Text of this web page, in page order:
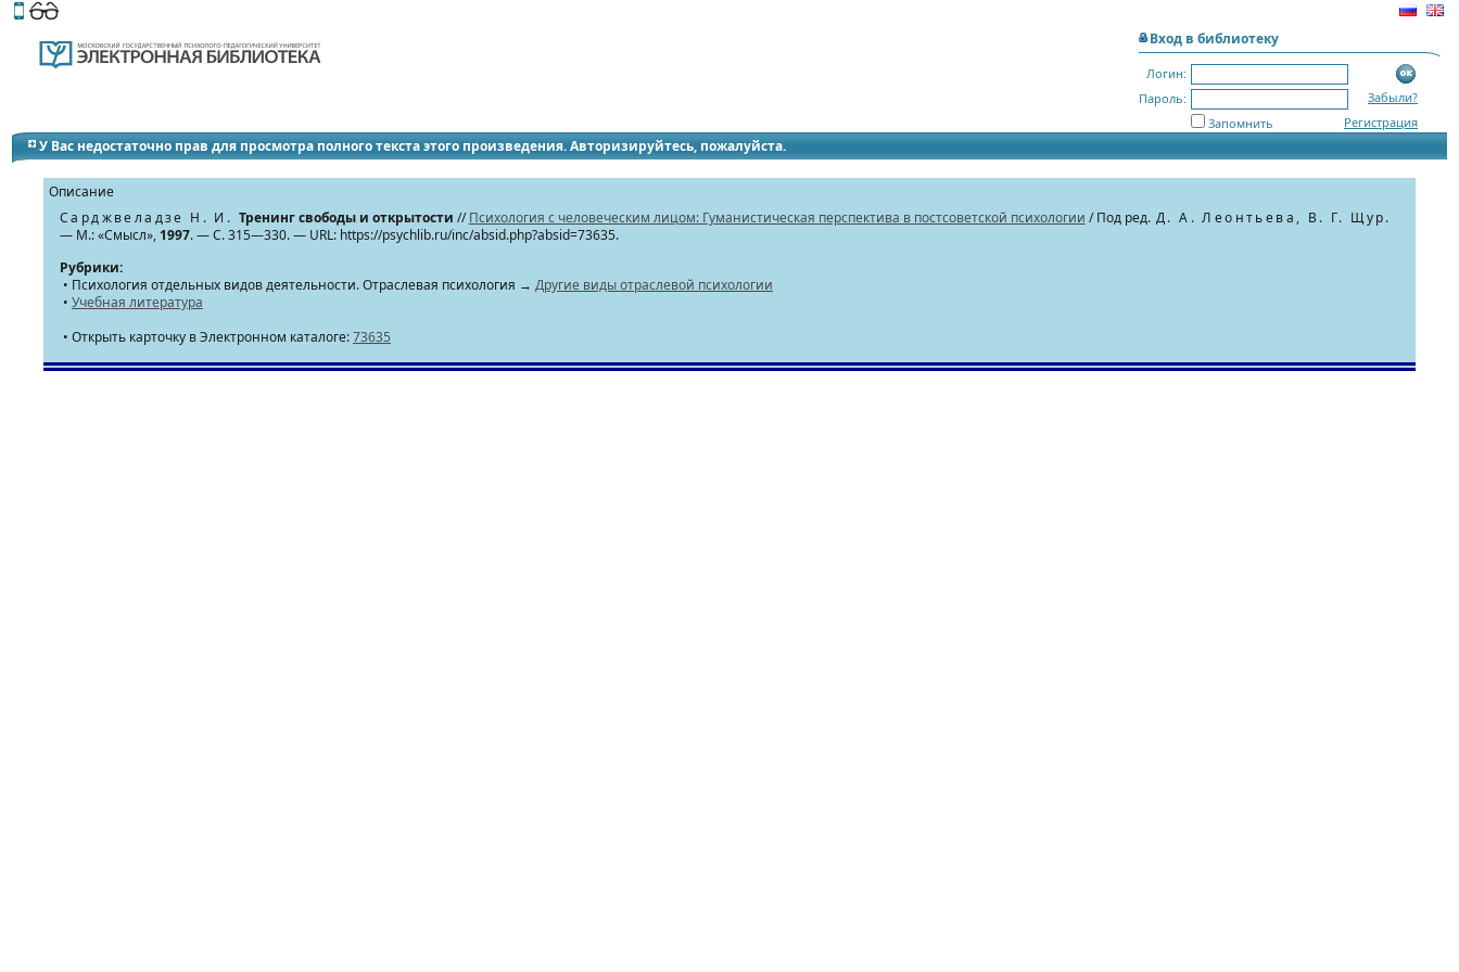
Этот сайт поддерживает
Вход в библиотеку
Логин:
Пароль:
Забыли?
Регистрация
Запомнить
У Вас недостаточно прав для просмотра полного текста этого произведения. Авторизируйтесь, пожалуйста.
Описание
Сарджвеладзе Н. И. Тренинг свободы и открытости //Психология с человеческим лицом: Гуманистическая перспектива в постсоветской психологии / Под ред.Д. А. Леонтьева, В. Г. Щур.
— М.: «Смысл», 1997. — С. 315—330. — URL: https://psychlib.ru/inc/absid.php?absid=73635.
Рубрики:
• Психология отдельных видов деятельности. Отраслевая психология → Другие виды отраслевой психологии
• Учебная литература
• Открыть карточку в Электронном каталоге:73635